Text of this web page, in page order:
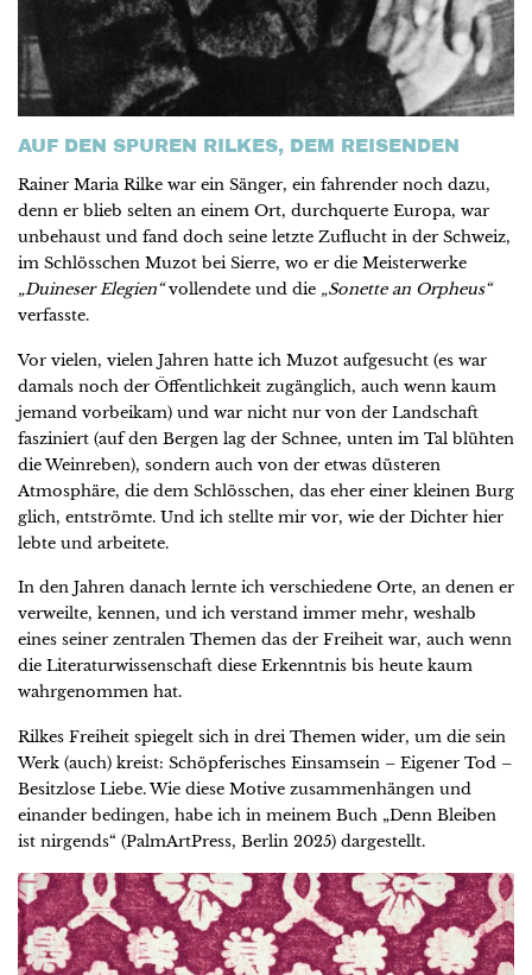
AUF DEN SPUREN RILKES, DEM REISENDEN
Rainer Maria Rilke war ein Sänger, ein fahrender noch dazu,
denn er blieb selten an einem Ort, durchquerte Europa, war
unbehaust und fand doch seine letzte Zuflucht in der Schweiz,
im Schlösschen Muzot bei Sierre, wo er die Meisterwerke
„Duineser Elegien“vollendete und die „Sonette an Orpheus“
verfasste.
Vor vielen, vielen Jahren hatte ich Muzot aufgesucht (es war
damals noch der Öffentlichkeit zugänglich, auch wenn kaum
jemand vorbeikam) und war nicht nur von der Landschaft
fasziniert (auf den Bergen lag der Schnee, unten im Tal blühten
die Weinreben), sondern auch von der etwas düsteren
Atmosphäre, die dem Schlösschen, das eher einer kleinen Burg
glich, entströmte. Und ich stellte mir vor, wie der Dichter hier
lebte und arbeitete.
In den Jahren danach lernte ich verschiedene Orte, an denen er
verweilte, kennen, und ich verstand immer mehr, weshalb
eines seiner zentralen Themen das der Freiheit war, auch wenn
die Literaturwissenschaft diese Erkenntnis bis heute kaum
wahrgenommen hat.
Rilkes Freiheit spiegelt sich in drei Themen wider, um die sein
Werk (auch) kreist: Schöpferisches Einsamsein – Eigener Tod –
Besitzlose Liebe. Wie diese Motive zusammenhängen und
einander bedingen, habe ich in meinem Buch „Denn Bleiben
ist nirgends“ (PalmArtPress, Berlin 2025) dargestellt.